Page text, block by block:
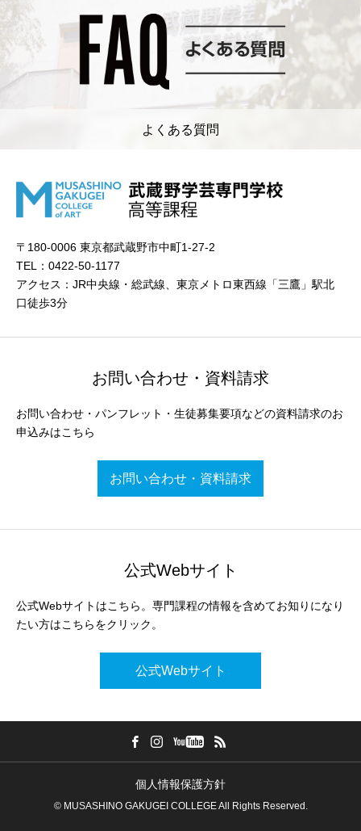
よくある質問
〒180-0006 東京都武蔵野市中町1-27-2
TEL：0422-50-1177
アクセス：JR中央線・総武線、東京メトロ東西線「三鷹」駅北
口徒歩3分
お問い合わせ・資料請求
お問い合わせ・パンフレット・生徒募集要項などの資料請求のお
申込みはこちら
お問い合わせ・資料請求
公式Webサイト
公式Webサイトはこちら。専門課程の情報を含めてお知りになり
たい方はこちらをクリック。
公式Webサイト
個人情報保護方針
© MUSASHINO GAKUGEI COLLEGE All Rights Reserved.